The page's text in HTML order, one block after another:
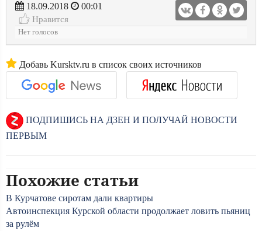
18.09.2018
00:01
Нравится
Нет голосов
Добавь Kursktv.ru в список своих источников
ПОДПИШИСЬ НА ДЗЕН И ПОЛУЧАЙ НОВОСТИ
ПЕРВЫМ
Похожие статьи
В Курчатове сиротам дали квартиры
Автоинспекция Курской области продолжает ловить пьяниц
за рулём